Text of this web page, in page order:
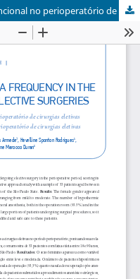
Frequência de hipotermia não intencional no perioperatório de cirurgias eletivas